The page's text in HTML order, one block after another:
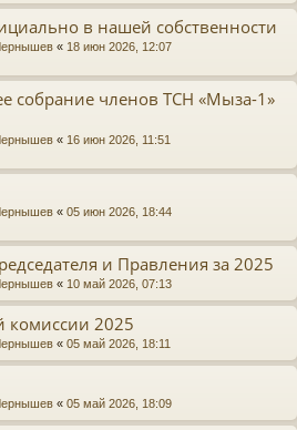
в нашей собственности
« 18 июн 2026, 12:07
собрание членов ТСН «Мыза-1»
« 16 июн 2026, 11:51
« 05 июн 2026, 18:44
и Правления за 2025
« 10 май 2026, 07:13
комиссии 2025
« 05 май 2026, 18:11
« 05 май 2026, 18:09